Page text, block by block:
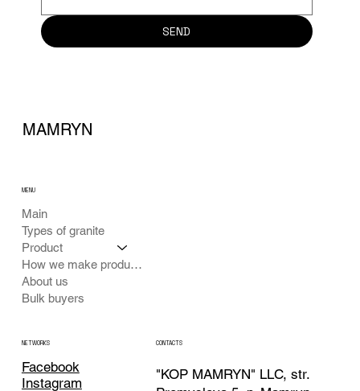
SEND
MAMRYN
Main
Types of granite
Product
How we make products
About us
Bulk buyers
MENU
NETWORKS
Facebook
Instagram
CONTACTS
"KOP MAMRYN" LLC, str.